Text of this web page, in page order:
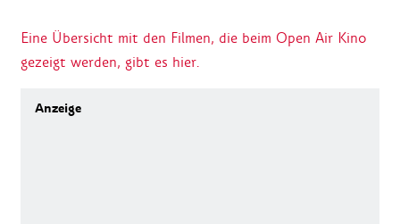
Eine Übersicht mit den Filmen, die beim Open Air Kino
gezeigt werden, gibt es hier.